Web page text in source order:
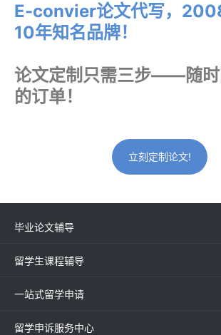
E-convier论文代写，
10年知名品牌！
论文定制只需三步——随时
的订单！
立刻定制论文!
毕业论文辅导
留学生课程辅导
一站式留学申请
留学申诉服务中心